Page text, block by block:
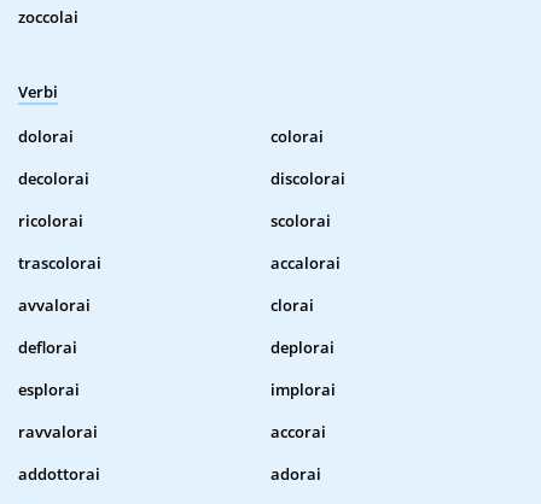
zoccolai
Verbi
dolorai
colorai
decolorai
discolorai
ricolorai
scolorai
trascolorai
accalorai
avvalorai
clorai
deflorai
deplorai
esplorai
implorai
ravvalorai
accorai
addottorai
adorai